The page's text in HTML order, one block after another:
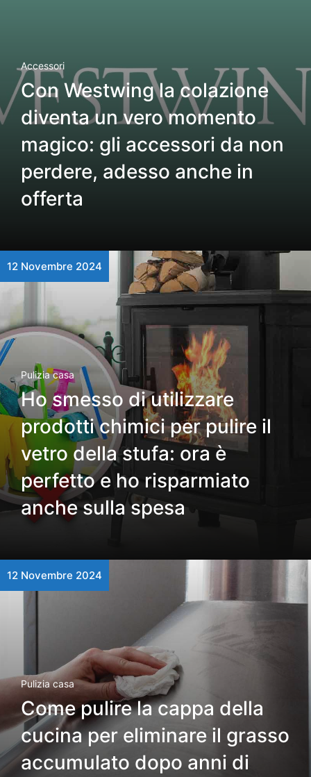
Accessori
Con Westwing la colazione
diventa un vero momento
magico: gli accessori da non
perdere, adesso anche in
offerta
12 Novembre 2024
Pulizia casa
Ho smesso di utilizzare
prodotti chimici per pulire il
vetro della stufa: ora è
perfetto e ho risparmiato
anche sulla spesa
12 Novembre 2024
Pulizia casa
Come pulire la cappa della
cucina per eliminare il grasso
accumulato dopo anni di